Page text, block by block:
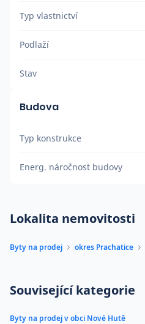
Typ vlastnictví
Podlaží
Stav
Budova
Typ konstrukce
Energ. náročnost budovy
Lokalita nemovitosti
Byty na prodej okres Prachatice
Související kategorie
Byty na prodej v obci Nové Hutě